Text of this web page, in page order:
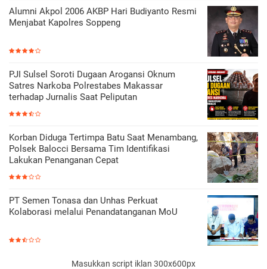
Alumni Akpol 2006 AKBP Hari Budiyanto Resmi
Menjabat Kapolres Soppeng
PJI Sulsel Soroti Dugaan Arogansi Oknum
Satres Narkoba Polrestabes Makassar
terhadap Jurnalis Saat Peliputan
Korban Diduga Tertimpa Batu Saat Menambang,
Polsek Balocci Bersama Tim Identifikasi
Lakukan Penanganan Cepat
PT Semen Tonasa dan Unhas Perkuat
Kolaborasi melalui Penandatanganan MoU
Masukkan script iklan 300x600px